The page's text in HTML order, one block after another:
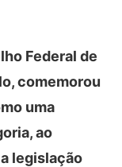
Federal de
comemorou
uma
ao
legislação